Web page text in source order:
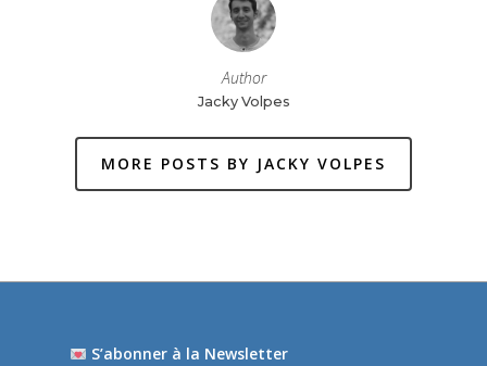
Author
Jacky Volpes
MORE POSTS BY JACKY VOLPES
S’abonner à la Newsletter